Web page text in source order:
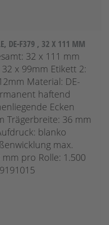
DE-F379 , 32 X 111 MM
32 x 111 mm
x 99mm Etikett 2:
Material: DE-
haftend
Ecken
Trägerbreite: 36 mm
blanko
max.
pro Rolle: 1.500